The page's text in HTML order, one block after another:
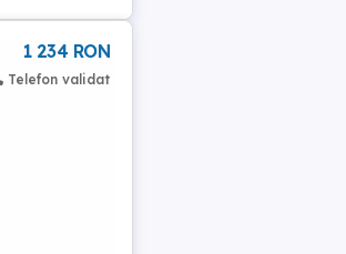
1 234 RON
Telefon validat